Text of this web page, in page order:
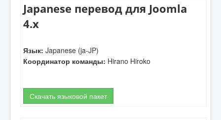
Japanese перевод для Joomla
4.x
Язык: Japanese (ja-JP)
Координатор команды: Hirano Hiroko
Скачать языковой пакет